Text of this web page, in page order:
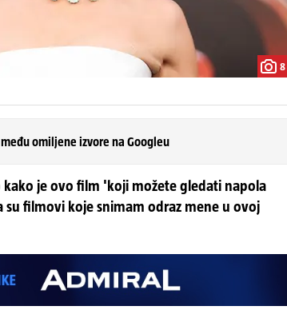
8
omiljene izvore na Googleu
kako je ovo film 'koji možete gledati napola
filmovi koje snimam odraz mene u ovoj